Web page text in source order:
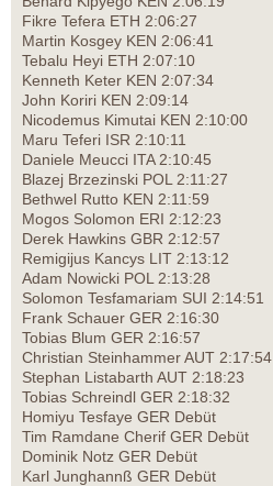
Fikre Tefera ETH 2:06:27
Martin Kosgey KEN 2:06:41
Tebalu Heyi ETH 2:07:10
Kenneth Keter KEN 2:07:34
John Koriri KEN 2:09:14
Nicodemus Kimutai KEN 2:10:00
Maru Teferi ISR 2:10:11
Daniele Meucci ITA 2:10:45
Blazej Brzezinski POL 2:11:27
Bethwel Rutto KEN 2:11:59
Mogos Solomon ERI 2:12:23
Derek Hawkins GBR 2:12:57
Remigijus Kancys LIT 2:13:12
Adam Nowicki POL 2:13:28
Solomon Tesfamariam SUI 2:14:51
Frank Schauer GER 2:16:30
Tobias Blum GER 2:16:57
Christian Steinhammer AUT 2:17:54
Stephan Listabarth AUT 2:18:23
Tobias Schreindl GER 2:18:32
Homiyu Tesfaye GER Debüt
Tim Ramdane Cherif GER Debüt
Dominik Notz GER Debüt
Karl Junghannß GER Debüt